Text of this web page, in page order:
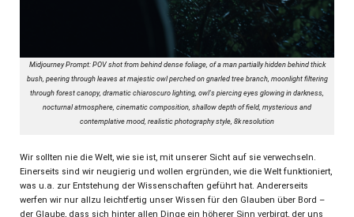
Midjourney Prompt: POV shot from behind dense foliage, of a man partially hidden behind thick
bush, peering through leaves at majestic owl perched on gnarled tree branch, moonlight filtering
through forest canopy, dramatic chiaroscuro lighting, owl's piercing eyes glowing in darkness,
nocturnal atmosphere, cinematic composition, shallow depth of field, mysterious and
contemplative mood, realistic photography style, 8k resolution
Wir sollten nie die Welt, wie sie ist, mit unserer Sicht auf sie verwechseln.
Einerseits sind wir neugierig und wollen ergründen, wie die Welt funktioniert,
was u.a. zur Entstehung der Wissenschaften geführt hat. Andererseits
werfen wir nur allzu leichtfertig unser Wissen für den Glauben über Bord –
der Glaube, dass sich hinter allen Dinge ein höherer Sinn verbirgt, der uns